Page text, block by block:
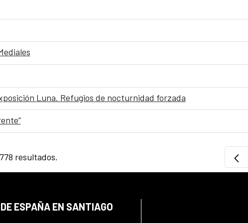
Luna. Refugios de nocturnidad forzada
resultados.
ESPAÑA EN SANTIAGO